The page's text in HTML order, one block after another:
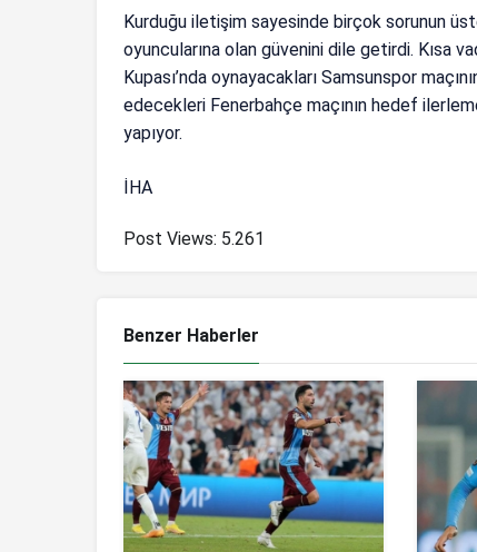
Kurduğu iletişim sayesinde birçok sorunun
oyuncularına olan güvenini dile getirdi. Kısa
Kupası’nda oynayacakları Samsunspor
edecekleri Fenerbahçe maçının hedef
yapıyor.
İHA
Post Views: 5.261
Benzer Haberler